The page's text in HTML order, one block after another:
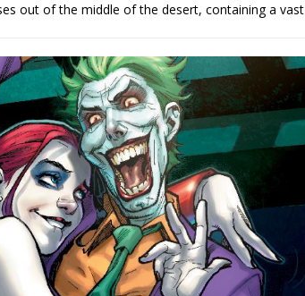
out of the middle of the desert, containing a vast